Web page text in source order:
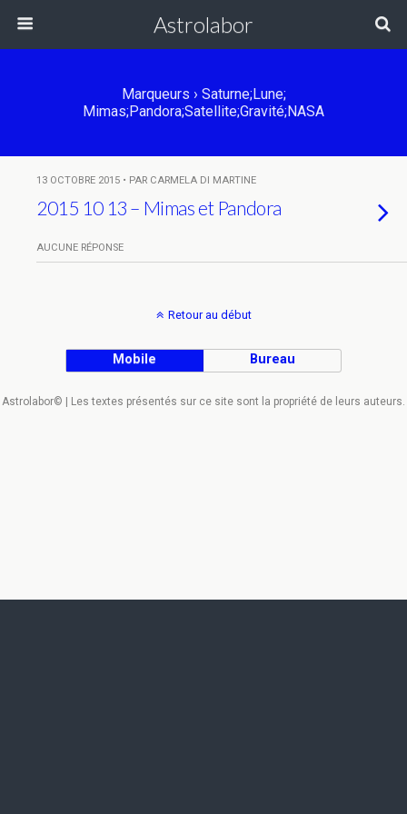
Astrolabor
Marqueurs › Saturne;Lune;
Mimas;Pandora;satellite;gravité;NASA
13 OCTOBRE 2015 • PAR CARMELA DI MARTINE
2015 10 13 – Mimas et Pandora
AUCUNE RÉPONSE
Retour au début
Mobile Bureau
Astrolabor© | Les textes présentés sur ce site sont la propriété de leurs auteurs.